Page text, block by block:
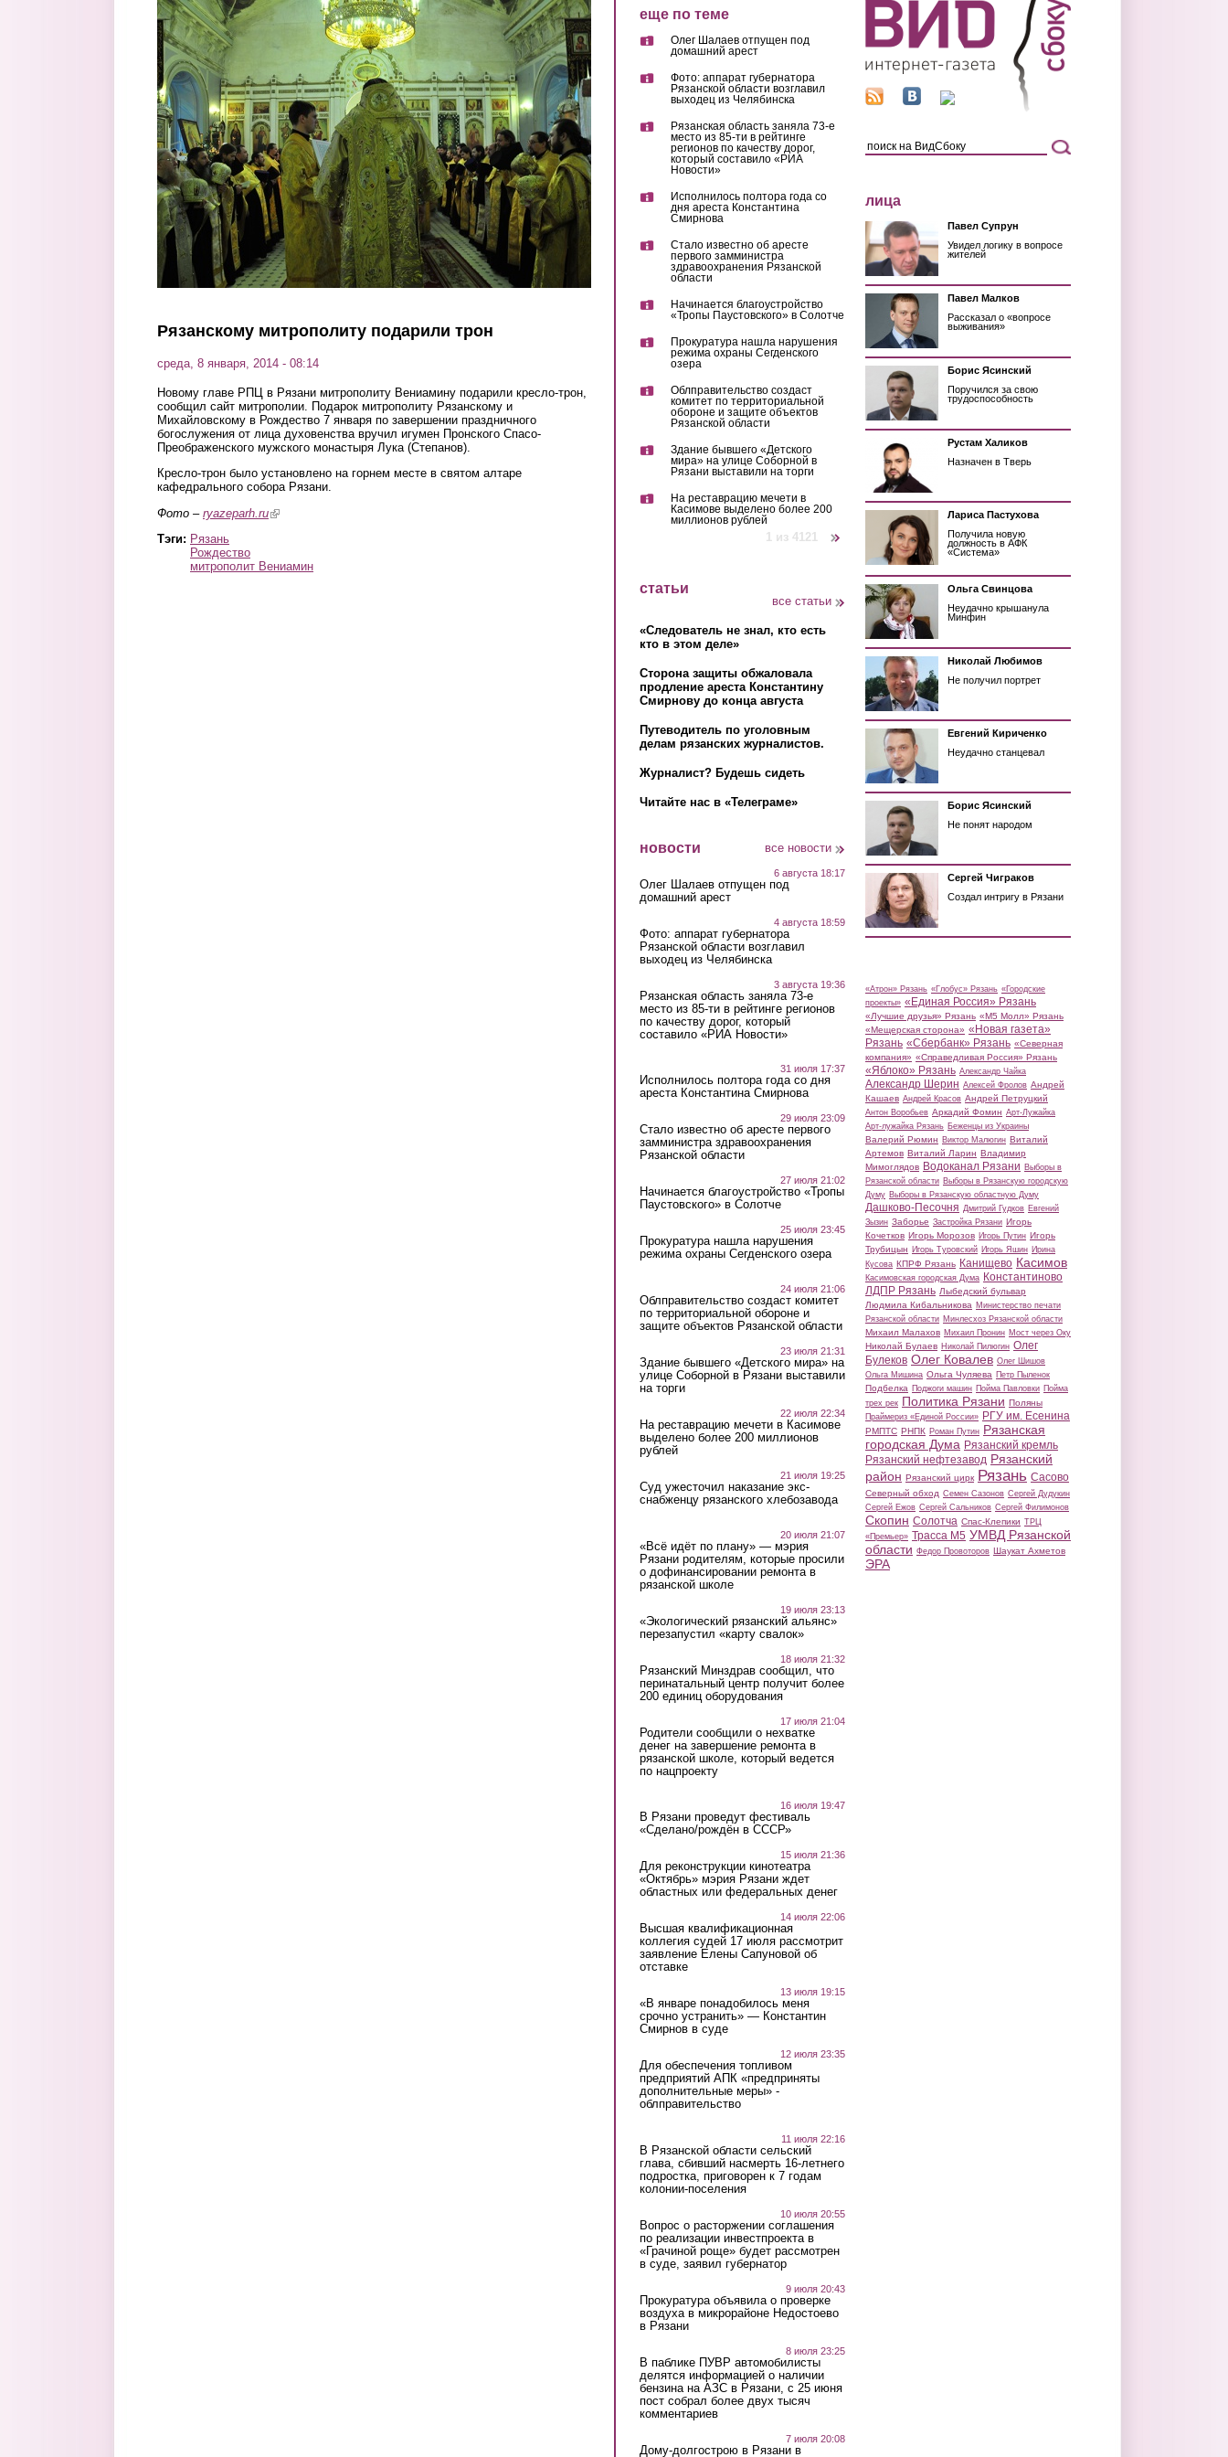
Перейти к основному содержанию
Рязанскому митрополиту подарили трон
среда, 8 января, 2014 - 08:14
Новому главе РПЦ в Рязани митрополиту Вениамину подарили кресло-трон,
сообщил сайт митрополии. Подарок митрополиту Рязанскому и
Михайловскому в Рождество 7 января по завершении праздничного
богослужения от лица духовенства вручил игумен Пронского Спасо-
Преображенского мужского монастыря Лука (Степанов).
Кресло-трон было установлено на горнем месте в святом алтаре
кафедрального собора Рязани.
Фото – ryazeparh.ru(link is external)
Тэги: Рязань
Рождество
митрополит Вениамин
еще по теме
Олег Шалаев отпущен под
домашний арест
Фото: аппарат губернатора
Рязанской области возглавил
выходец из Челябинска
Рязанская область заняла 73-е
место из 85-ти в рейтинге
регионов по качеству дорог,
который составило «РИА
Новости»
Исполнилось полтора года со
дня ареста Константина
Смирнова
Стало известно об аресте
первого замминистра
здравоохранения Рязанской
области
Начинается благоустройство
«Тропы Паустовского» в Солотче
Прокуратура нашла нарушения
режима охраны Сегденского
озера
Облправительство создаст
комитет по территориальной
обороне и защите объектов
Рязанской области
Здание бывшего «Детского
мира» на улице Соборной в
Рязани выставили на торги
На реставрацию мечети в
Касимове выделено более 200
миллионов рублей
1 из 4121
статьи
все статьи
«Следователь не знал, кто есть
кто в этом деле»
Сторона защиты обжаловала
продление ареста Константину
Смирнову до конца августа
Путеводитель по уголовным
делам рязанских журналистов.
Журналист? Будешь сидеть
Читайте нас в «Телеграме»
новости все новости
6 августа 18:17
Олег Шалаев отпущен под
домашний арест
4 августа 18:59
Фото: аппарат губернатора
Рязанской области возглавил
выходец из Челябинска
3 августа 19:36
Рязанская область заняла 73-е
место из 85-ти в рейтинге регионов
по качеству дорог, который
составило «РИА Новости»
31 июля 17:37
Исполнилось полтора года со дня
ареста Константина Смирнова
29 июля 23:09
Стало известно об аресте первого
замминистра здравоохранения
Рязанской области
27 июля 21:02
Начинается благоустройство «Тропы
Паустовского» в Солотче
25 июля 23:45
Прокуратура нашла нарушения
режима охраны Сегденского озера
24 июля 21:06
Облправительство создаст комитет
по территориальной обороне и
защите объектов Рязанской области
23 июля 21:31
Здание бывшего «Детского мира» на
улице Соборной в Рязани выставили
на торги
22 июля 22:34
На реставрацию мечети в Касимове
выделено более 200 миллионов
рублей
21 июля 19:25
Суд ужесточил наказание экс-
снабженцу рязанского хлебозавода
20 июля 21:07
«Всё идёт по плану» — мэрия
Рязани родителям, которые просили
о дофинансировании ремонта в
рязанской школе
19 июля 23:13
«Экологический рязанский альянс»
перезапустил «карту свалок»
18 июля 21:32
Рязанский Минздрав сообщил, что
перинатальный центр получит более
200 единиц оборудования
17 июля 21:04
Родители сообщили о нехватке
денег на завершение ремонта в
рязанской школе, который ведется
по нацпроекту
16 июля 19:47
В Рязани проведут фестиваль
«Сделано/рождён в СССР»
15 июля 21:36
Для реконструкции кинотеатра
«Октябрь» мэрия Рязани ждет
областных или федеральных денег
14 июля 22:06
Высшая квалификационная
коллегия судей 17 июля рассмотрит
заявление Елены Сапуновой об
отставке
13 июля 19:15
«В январе понадобилось меня
срочно устранить» — Константин
Смирнов в суде
12 июля 23:35
Для обеспечения топливом
предприятий АПК «предприняты
дополнительные меры» -
облправительство
11 июля 22:16
В Рязанской области сельский
глава, сбивший насмерть 16-летнего
подростка, приговорен к 7 годам
колонии-поселения
10 июля 20:55
Вопрос о расторжении соглашения
по реализации инвестпроекта в
«Грачиной роще» будет рассмотрен
в суде, заявил губернатор
9 июля 20:43
Прокуратура объявила о проверке
воздуха в микрорайоне Недостоево
в Рязани
8 июля 23:25
В паблике ПУВР автомобилисты
делятся информацией о наличии
бензина на АЗС в Рязани, с 25 июня
пост собрал более двух тысяч
комментариев
7 июля 20:08
Дому-долгострою в Рязани в
лица
Павел Супрун
Увидел логику в вопросе
жителей
Павел Малков
Рассказал о «вопросе
выживания»
Борис Ясинский
Поручился за свою
трудоспособность
Рустам Халиков
Назначен в Тверь
Лариса Пастухова
Получила новую
должность в АФК
«Система»
Ольга Свинцова
Неудачно крышанула
Минфин
Николай Любимов
Не получил портрет
Евгений Кириченко
Неудачно станцевал
Борис Ясинский
Не понят народом
Сергей Чиграков
Создал интригу в Рязани
«Атрон» Рязань «Глобус» Рязань «Городские
проекты» «Единая Россия» Рязань
«Лучшие друзья» Рязань «М5 Молл» Рязань
«Мещерская сторона» «Новая газета»
Рязань «Сбербанк» Рязань «Северная
компания» «Справедливая Россия» Рязань
«Яблоко» Рязань Александр Чайка
Александр Шерин Алексей Фролов Андрей
Кашаев Андрей Красов Андрей Петруцкий
Антон Воробьев Аркадий Фомин Арт-Лужайка
Арт-лужайка Рязань Беженцы из Украины
Валерий Рюмин Виктор Малюгин Виталий
Артемов Виталий Ларин Владимир
Мимоглядов Водоканал Рязани Выборы в
Рязанской области Выборы в Рязанскую городскую
Думу Выборы в Рязанскую областную Думу
Дашково-Песочня Дмитрий Гудков Евгений
Зызин Заборье Застройка Рязани Игорь
Кочетков Игорь Морозов Игорь Путин Игорь
Трубицын Игорь Туровский Игорь Яшин Ирина
Кусова КПРФ Рязань Канищево Касимов
Касимовская городская Дума Константиново
ЛДПР Рязань Лыбедский бульвар
Людмила Кибальникова Министерство печати
Рязанской области Минлесхоз Рязанской области
Михаил Малахов Михаил Пронин Мост через Оку
Николай Булаев Николай Пилюгин Олег
Булеков Олег Ковалев Олег Шишов
Ольга Мишина Ольга Чуляева Петр Пыленок
Подбелка Поджоги машин Пойма Павловки Пойма
трех рек Политика Рязани Поляны
Праймериз «Единой России» РГУ им. Есенина
РМПТС РНПК Роман Путин Рязанская
городская Дума Рязанский кремль
Рязанский нефтезавод Рязанский
район Рязанский цирк Рязань Сасово
Северный обход Семен Сазонов Сергей Дудукин
Сергей Ежов Сергей Сальников Сергей Филимонов
Скопин Солотча Спас-Клепики ТРЦ
«Премьер» Трасса М5 УМВД Рязанской
области Федор Провоторов Шаукат Ахметов
ЭРА